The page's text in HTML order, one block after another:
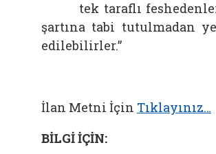
tek taraflı
şartına tabi tutulmadan
edilebilirler.”
İlan Metni İçin Tıklayınız…
BİLGİ İÇİN: